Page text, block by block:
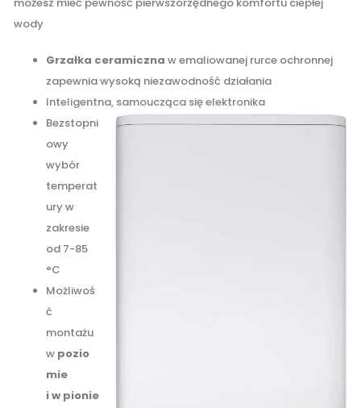
wody
Grzałka ceramiczna w emaliowanej rurce ochronnej
zapewnia wysoką niezawodność działania
Inteligentna, samoucząca się elektronika
Bezstopni
owy
wybór
temperat
ury w
zakresie
od 7-85
°C
Możliwoś
ć
montażu
w pozio
mie
i w pionie